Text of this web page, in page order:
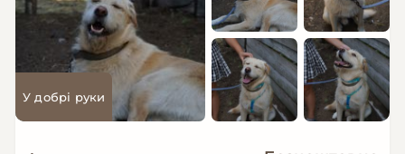
У добрі руки